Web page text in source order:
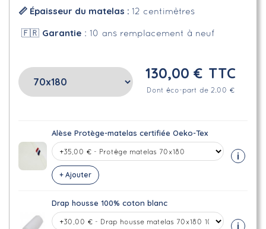
📏 Épaisseur du matelas : 12 centimètres
🇫🇷 Garantie : 10 ans remplacement à neuf
130,00 € TTC
Dont éco-part de 2.00 €
Alèse Protège-matelas certifiée Oeko-Tex
+ Ajouter
i
Drap housse 100% coton blanc
i